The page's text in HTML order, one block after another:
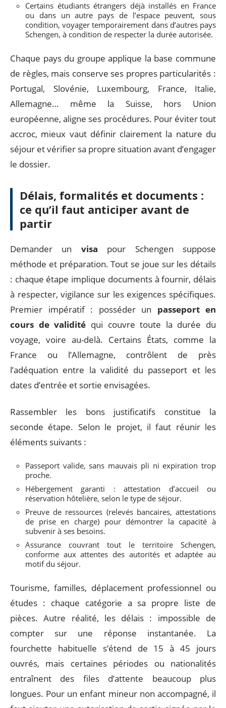
Certains étudiants étrangers déjà installés en France
ou dans un autre pays de l’espace peuvent, sous
condition, voyager temporairement dans d’autres pays
Schengen, à condition de respecter la durée autorisée.
Chaque pays du groupe applique la base commune
de règles, mais conserve ses propres particularités :
Portugal, Slovénie, Luxembourg, France, Italie,
Allemagne… même la Suisse, hors Union
européenne, aligne ses procédures. Pour éviter tout
accroc, mieux vaut définir clairement la nature du
séjour et vérifier sa propre situation avant d’engager
le dossier.
Délais, formalités et documents :
ce qu’il faut anticiper avant de
partir
Demander un visa pour Schengen suppose
méthode et préparation. Tout se joue sur les détails
: chaque étape implique documents à fournir, délais
à respecter, vigilance sur les exigences spécifiques.
Premier impératif : posséder un passeport en
cours de validité qui couvre toute la durée du
voyage, voire au-delà. Certains États, comme la
France ou l’Allemagne, contrôlent de près
l’adéquation entre la validité du passeport et les
dates d’entrée et sortie envisagées.
Rassembler les bons justificatifs constitue la
seconde étape. Selon le projet, il faut réunir les
éléments suivants :
Passeport valide, sans mauvais pli ni expiration trop
proche.
Hébergement garanti : attestation d’accueil ou
réservation hôtelière, selon le type de séjour.
Preuve de ressources (relevés bancaires, attestations
de prise en charge) pour démontrer la capacité à
subvenir à ses besoins.
Assurance couvrant tout le territoire Schengen,
conforme aux attentes des autorités et adaptée au
motif du séjour.
Tourisme, familles, déplacement professionnel ou
études : chaque catégorie a sa propre liste de
pièces. Autre réalité, les délais : impossible de
compter sur une réponse instantanée. La
fourchette habituelle s’étend de 15 à 45 jours
ouvrés, mais certaines périodes ou nationalités
entraînent des files d’attente beaucoup plus
longues. Pour un enfant mineur non accompagné, il